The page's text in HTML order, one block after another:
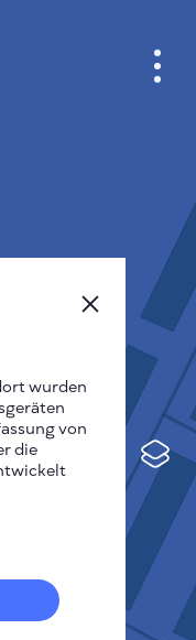
Sensoren
zur Verschmutzung
Hot-Spots
Wind
Českywurden
von
die